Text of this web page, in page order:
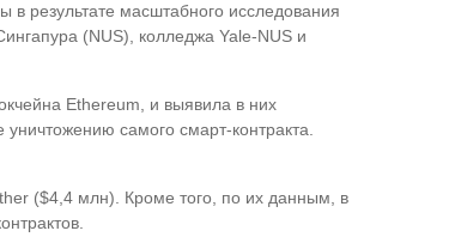
результате масштабного исследования
(NUS), колледжа Yale-NUS и
Ethereum, и выявила в них
самого смарт-контракта.
($4,4 млн). Кроме того, по их данным, в